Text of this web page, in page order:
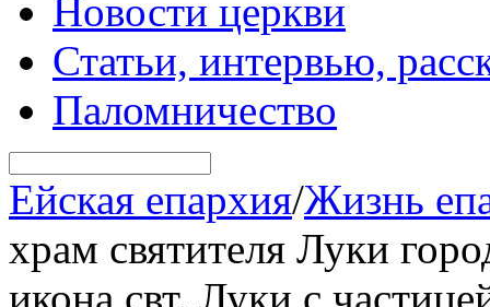
Новости церкви
Статьи, интервью,
Паломничество
Ейская епархия/Жизнь
храм святителя Луки